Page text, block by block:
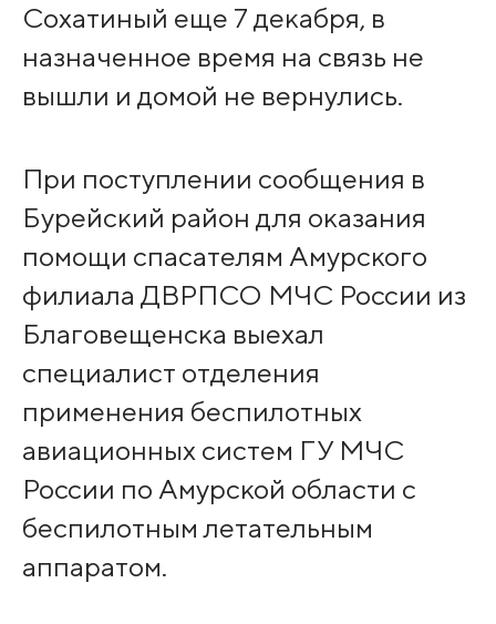
Сохатиный еще 7 декабря, в
назначенное время на связь не
вышли и домой не вернулись.
При поступлении сообщения в
Бурейский район для оказания
помощи спасателям Амурского
филиала ДВРПСО МЧС России из
Благовещенска выехал
специалист отделения
применения беспилотных
авиационных систем ГУ МЧС
России по Амурской области с
беспилотным летательным
аппаратом.